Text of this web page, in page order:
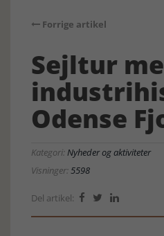
Forrige artikel
Sejltur
Odense
Kategori:Nyheder og aktiviteter
Visninger:5598
Del artikel:   